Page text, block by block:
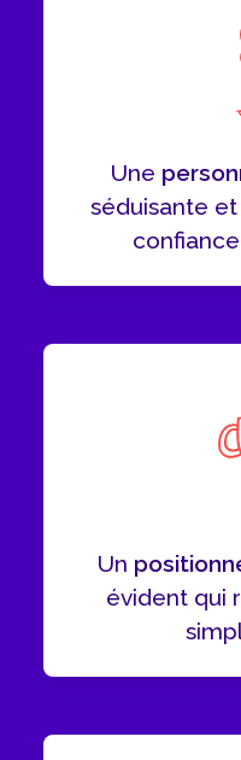
Une
séduisante
Un
évident qui